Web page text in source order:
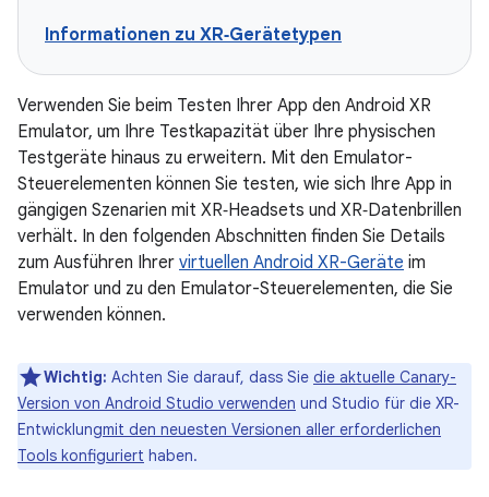
Informationen zu XR‑Gerätetypen
Verwenden Sie beim Testen Ihrer App den Android XR
Emulator, um Ihre Testkapazität über Ihre physischen
Testgeräte hinaus zu erweitern. Mit den Emulator-
Steuerelementen können Sie testen, wie sich Ihre App in
gängigen Szenarien mit XR‑Headsets und XR‑Datenbrillen
verhält. In den folgenden Abschnitten finden Sie Details
zum Ausführen Ihrer virtuellen Android XR-Geräte im
Emulator und zu den Emulator-Steuerelementen, die Sie
verwenden können.
Wichtig: Achten Sie darauf, dass Sie die aktuelle Canary-
Version von Android Studio verwenden und Studio für die XR-
Entwicklungmit den neuesten Versionen aller erforderlichen
Tools konfiguriert haben.